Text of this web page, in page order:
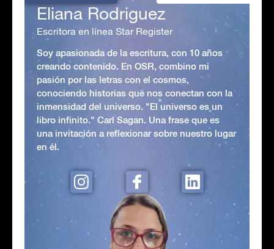
Eliana Rodriguez
Escritora en línea Star Register
Soy apasionada de la escritura, con 10 años
creando contenido. En OSR, combino mi
pasión por las letras con el cosmos,
conociendo historias que nos conectan con la
inmensidad del universo. "El universo es un
libro infinito." Carl Sagan. Una frase que es
una invitación a reflexionar sobre nuestro lugar
en él.